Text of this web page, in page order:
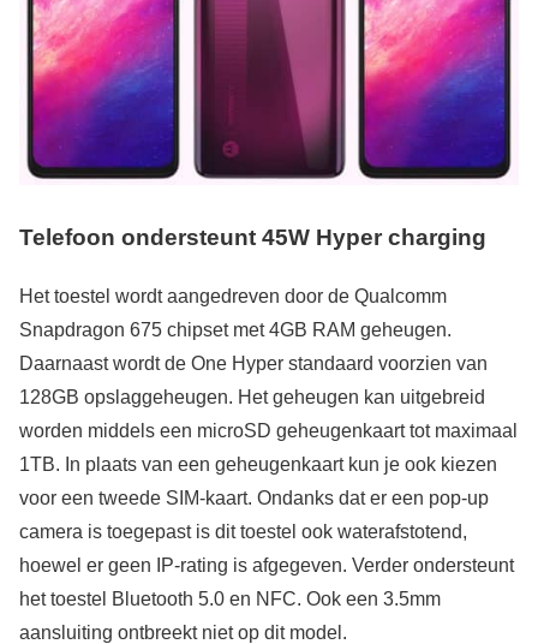
Telefoon ondersteunt 45W Hyper charging
Het toestel wordt aangedreven door de Qualcomm
Snapdragon 675 chipset met 4GB RAM geheugen.
Daarnaast wordt de One Hyper standaard voorzien van
128GB opslaggeheugen. Het geheugen kan uitgebreid
worden middels een microSD geheugenkaart tot maximaal
1TB. In plaats van een geheugenkaart kun je ook kiezen
voor een tweede SIM-kaart. Ondanks dat er een pop-up
camera is toegepast is dit toestel ook waterafstotend,
hoewel er geen IP-rating is afgegeven. Verder ondersteunt
het toestel Bluetooth 5.0 en NFC. Ook een 3.5mm
aansluiting ontbreekt niet op dit model.